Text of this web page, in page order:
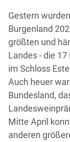
Gestern
Burgenland
größten und
Landes - die
im Schloss
Auch heuer
Bundesland,
Mitte April
anderen